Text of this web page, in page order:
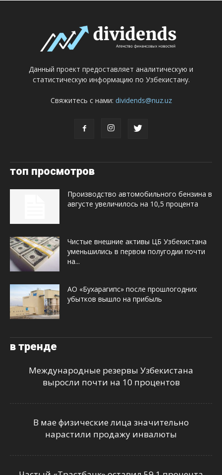
Данный проект предоставляет аналитическую и
статистическую информацию по Узбекистану.
Свяжитесь с нами: dividends@nuz.uz
топ просмотров
Производство автомобильного бензина в
августе увеличилось на 10,5 процента
Чистые внешние активы ЦБ Узбекистана
уменьшились в первом полугодии почти
на...
АО «Бухарагипс» после прошлогодних
убытков вышло на прибыль
в тренде
Международные резервы Узбекистана
выросли почти на 10 процентов
В мае физические лица значительно
нарастили продажу инвалюты